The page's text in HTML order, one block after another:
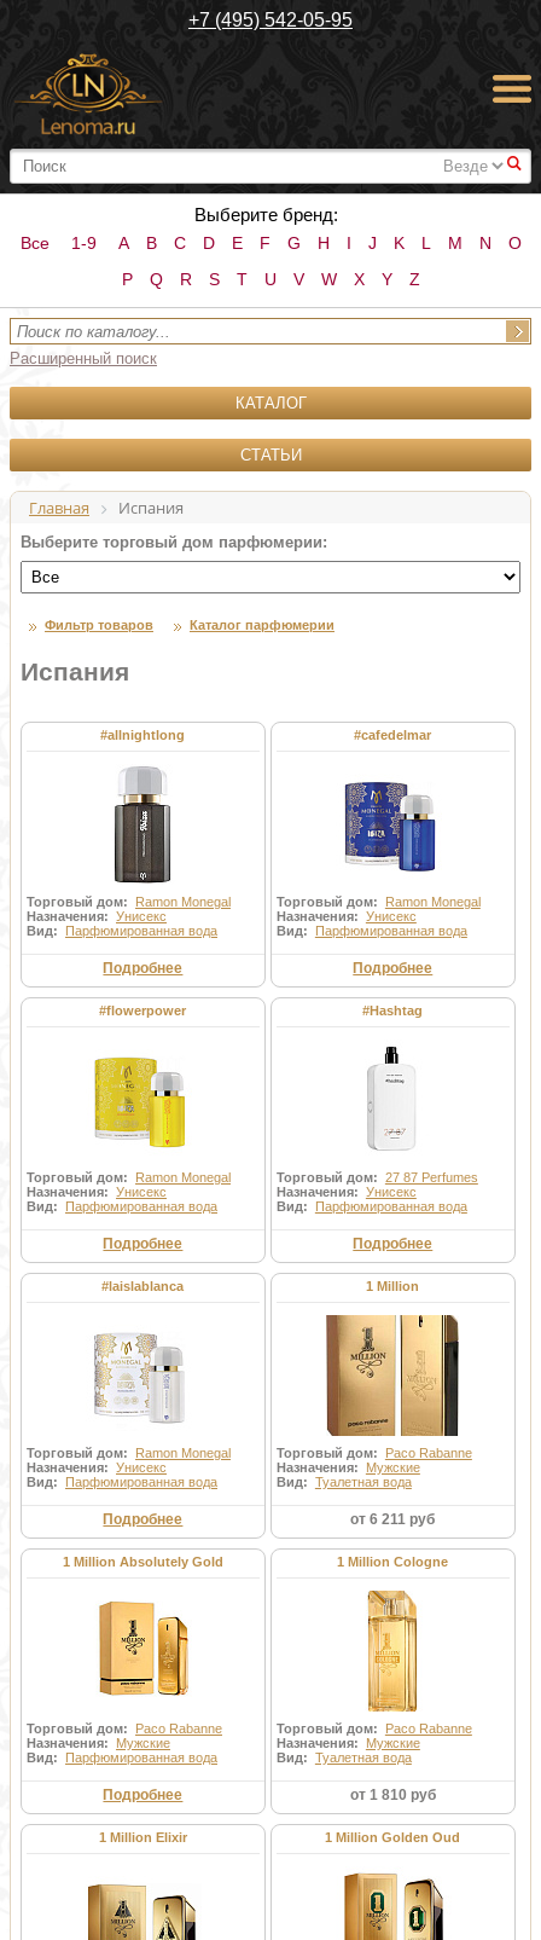
+7 (495) 542-05-95
#
Выберите бренд:
Все 1-9 A B C D E F G H I J K L M N
O
P
Q R S T U V W X Y Z
Расширенный поиск
КАТАЛОГ
СТАТЬИ
Главная Испания
Выберите торговый дом парфюмерии:
Фильтр товаров Каталог парфюмерии
Испания
#allnightlong
Торговый дом: Ramon Monegal
Назначения: Унисекс
Вид: Парфюмированная вода
Подробнее
#cafedelmar
Торговый дом: Ramon Monegal
Назначения: Унисекс
Вид: Парфюмированная вода
Подробнее
#flowerpower
Торговый дом: Ramon Monegal
Назначения: Унисекс
Вид: Парфюмированная вода
Подробнее
#Hashtag
Торговый дом: 27 87 Perfumes
Назначения: Унисекс
Вид: Парфюмированная вода
Подробнее
#laislablanca
Торговый дом: Ramon Monegal
Назначения: Унисекс
Вид: Парфюмированная вода
Подробнее
1 Million
Торговый дом: Paco Rabanne
Назначения: Мужские
Вид: Туалетная вода
от 6 211 руб
1 Million Absolutely Gold
Торговый дом: Paco Rabanne
Назначения: Мужские
Вид: Парфюмированная вода
Подробнее
1 Million Cologne
Торговый дом: Paco Rabanne
Назначения: Мужские
Вид: Туалетная вода
от 1 810 руб
1 Million Elixir 1 Million Golden Oud